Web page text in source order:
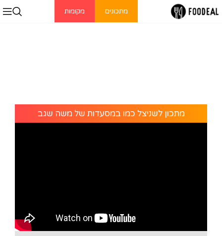
מתכונים מקומות
מתכון לשניצל כמו במסעדות של משה שגב